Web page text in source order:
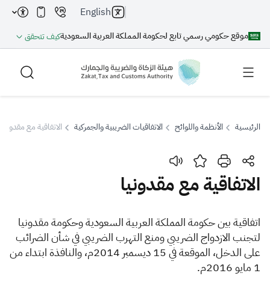
موقع حكومي رسمي تابع لحكومة المملكة العربية السعوديةكيف تتحقق
English
بحث
اقتراحات
الزكاة الجمارك
الرئيسية الأنظمة واللوائح الاتفاقيات الضريبية والجمركية الاتفاقية مع مقدونيا
الاتفاقية مع مقدونيا
اتفاقية بين حكومة المملكة العربية السعودية وحكومة مقدونيا
لتجنب الازدواج الضريبي ومنع التهرب الضريبي في شأن الضرائب
على الدخل، الموقعة في 15 ديسمبر 2014م، والنافذة ابتداء من
1 مايو 2016م.